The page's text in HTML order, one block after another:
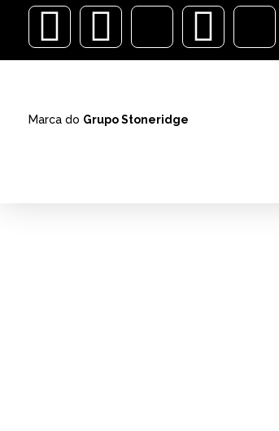
Marca do Grupo Stoneridge
ALARMES